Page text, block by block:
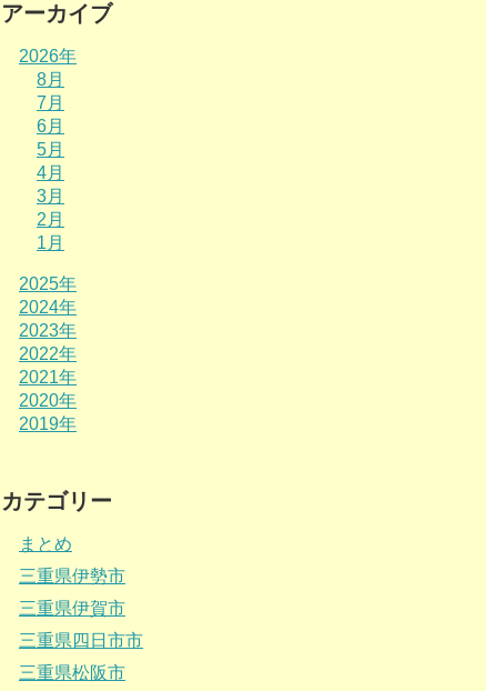
アーカイブ
2026年
8月
7月
6月
5月
4月
3月
2月
1月
2025年
2024年
2023年
2022年
2021年
2020年
2019年
カテゴリー
まとめ
三重県伊勢市
三重県伊賀市
三重県四日市市
三重県松阪市